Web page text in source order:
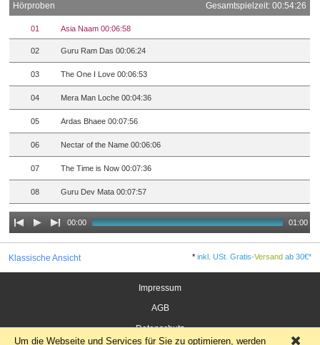
Hörproben Gesamtspielzeit: 00:54:26
01 Asia Naam 00:06:58
02 Guru Ram Das 00:06:24
03 The One I Love 00:06:53
04 Mera Man Loche 00:04:36
05 Ardas Bhaee 00:07:56
06 Nectar of the Name 00:06:06
07 The Time is Now 00:07:36
08 Guru Dev Mata 00:07:57
00:00 01:00
Klassische Ansicht *inkl. USt. Gratis-Versand ab 30€*
Impressum
AGB
Datenschutz
Um die Webseite und Services für Sie zu optimieren, werden